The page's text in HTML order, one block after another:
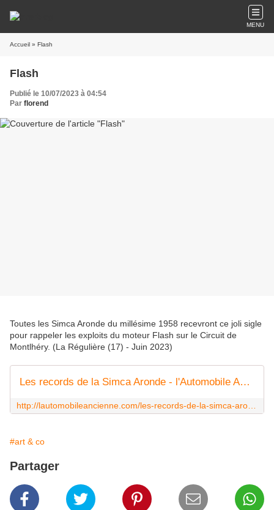
MENU
Accueil » Flash
Flash
Publié le 10/07/2023 à 04:54
Par florend
Toutes les Simca Aronde du millésime 1958 recevront ce joli sigle
pour rappeler les exploits du moteur Flash sur le Circuit de
Montlhéry. (La Régulière (17) - Juin 2023)
Les records de la Simca Aronde - l'Automobile Ancienne
#art & co
Partager